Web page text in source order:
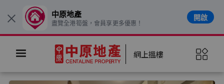
網上搵樓
× 中原地產
盡覽全港筍盤，會員享更多優惠！
開啟